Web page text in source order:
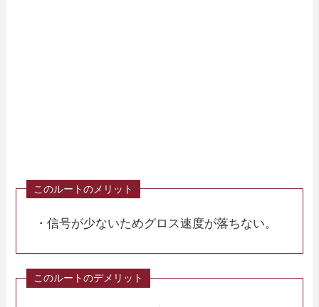
・信号が少ないためグロス速度が落ちない。